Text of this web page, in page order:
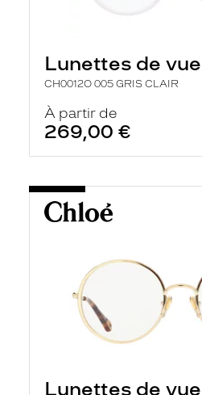
Lunettes de
CH0012O 005 GRIS CLAIR
À partir de
269,00 €
Lunettes de